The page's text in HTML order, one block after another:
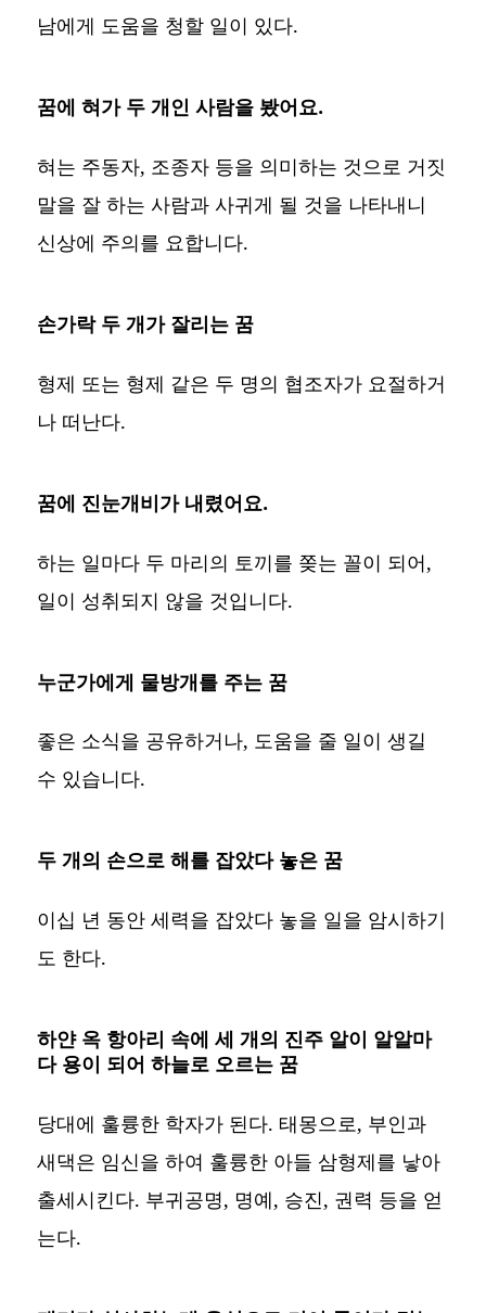
남에게 도움을 청할 일이 있다.
꿈에 혀가 두 개인 사람을 봤어요.
혀는 주동자, 조종자 등을 의미하는 것으로 거짓
말을 잘 하는 사람과 사귀게 될 것을 나타내니
신상에 주의를 요합니다.
손가락 두 개가 잘리는 꿈
형제 또는 형제 같은 두 명의 협조자가 요절하거
나 떠난다.
꿈에 진눈개비가 내렸어요.
하는 일마다 두 마리의 토끼를 쫒는 꼴이 되어,
일이 성취되지 않을 것입니다.
누군가에게 물방개를 주는 꿈
좋은 소식을 공유하거나, 도움을 줄 일이 생길
수 있습니다.
두 개의 손으로 해를 잡았다 놓은 꿈
이십 년 동안 세력을 잡았다 놓을 일을 암시하기
도 한다.
하얀 옥 항아리 속에 세 개의 진주 알이 알알마
다 용이 되어 하늘로 오르는 꿈
당대에 훌륭한 학자가 된다. 태몽으로, 부인과
새댁은 임신을 하여 훌륭한 아들 삼형제를 낳아
출세시킨다. 부귀공명, 명예, 승진, 권력 등을 얻
는다.